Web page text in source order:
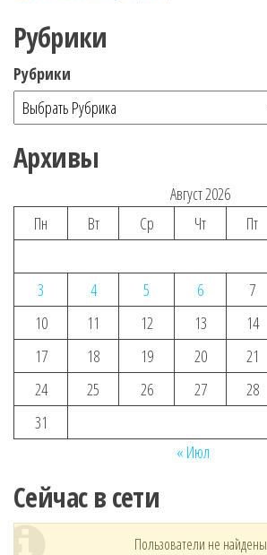
Рубрики
Рубрики
Архивы
Август 2026
Пн
Вт Ср Чт Пт
3
4 5 6 7
10
11 12 13 14
17
18 19 20 21
24
25 26 27 28
31
« Июл
Сейчас в сети
Пользователи не найдены